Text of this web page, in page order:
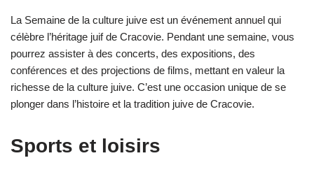
La Semaine de la culture juive est un événement annuel qui
célèbre l’héritage juif de Cracovie. Pendant une semaine, vous
pourrez assister à des concerts, des expositions, des
conférences et des projections de films, mettant en valeur la
richesse de la culture juive. C’est une occasion unique de se
plonger dans l’histoire et la tradition juive de Cracovie.
Sports et loisirs